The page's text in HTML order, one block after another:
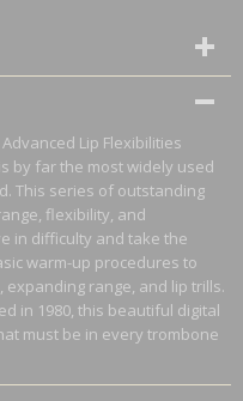
Lip Flexibilities
by far the most widely used
This series of outstanding
flexibility, and
in difficulty and take the
warm-up procedures to
range, and lip trills.
in 1980, this beautiful digital
must be in every trombone